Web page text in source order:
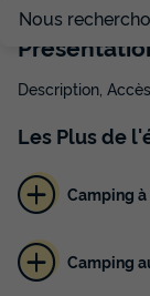
4/5 personnes
Meilleur prix
Modifier les dates
Nous
Description,
Les Plusde
Camping
Camping